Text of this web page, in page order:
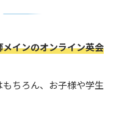
インのオンライン英会
ちろん、お子様や学生